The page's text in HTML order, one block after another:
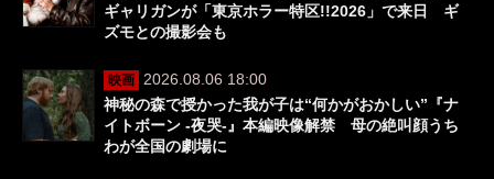
ギャリガンが「東京ホラー特区!!2026」で来日 ギ
ズモとの撮影会も
映画
2026.08.06 18:00
神秘の森で授かった我が子は“何かがおかしい”『ナ
イトボーン -夜哭-』本編映像解禁 母の絶叫顔うち
わが全国の劇場に